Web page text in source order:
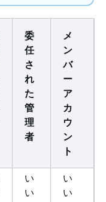
委
任
さ
れ
た
管
理
者
メ
ン
バ
ー
ア
カ
ウ
ン
ト
い
い
い
い